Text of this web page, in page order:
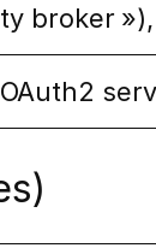
broker